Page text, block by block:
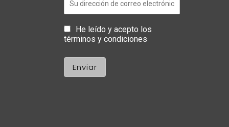
He leído y acepto los
términos y condiciones